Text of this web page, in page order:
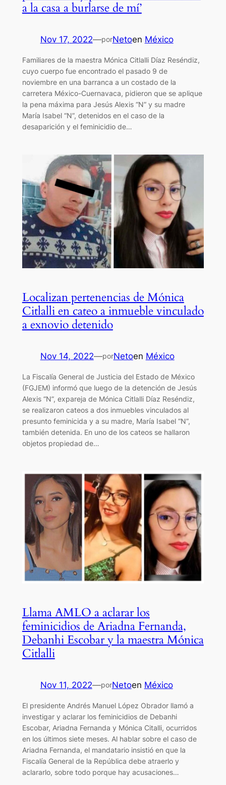
a la casa a burlarse de mí’
Nov 17, 2022—porNetoen México
Familiares de la maestra Mónica Citlalli Díaz Reséndiz,
cuyo cuerpo fue encontrado el pasado 9 de
noviembre en una barranca a un costado de la
carretera México-Cuernavaca, pidieron que se aplique
la pena máxima para Jesús Alexis “N” y su madre
María Isabel “N”, detenidos en el caso de la
desaparición y el feminicidio de…
Localizan pertenencias de Mónica
Citlalli en cateo a inmueble vinculado
a exnovio detenido
Nov 14, 2022—porNetoen México
La Fiscalía General de Justicia del Estado de México
(FGJEM) informó que luego de la detención de Jesús
Alexis “N”, expareja de Mónica Citlalli Díaz Reséndiz,
se realizaron cateos a dos inmuebles vinculados al
presunto feminicida y a su madre, María Isabel “N”,
también detenida. En uno de los cateos se hallaron
objetos propiedad de…
Llama AMLO a aclarar los
feminicidios de Ariadna Fernanda,
Debanhi Escobar y la maestra Mónica
Citlalli
Nov 11, 2022—porNetoen México
El presidente Andrés Manuel López Obrador llamó a
investigar y aclarar los feminicidios de Debanhi
Escobar, Ariadna Fernanda y Mónica Citalli, ocurridos
en los últimos siete meses. Al hablar sobre el caso de
Ariadna Fernanda, el mandatario insistió en que la
Fiscalía General de la República debe atraerlo y
aclararlo, sobre todo porque hay acusaciones…